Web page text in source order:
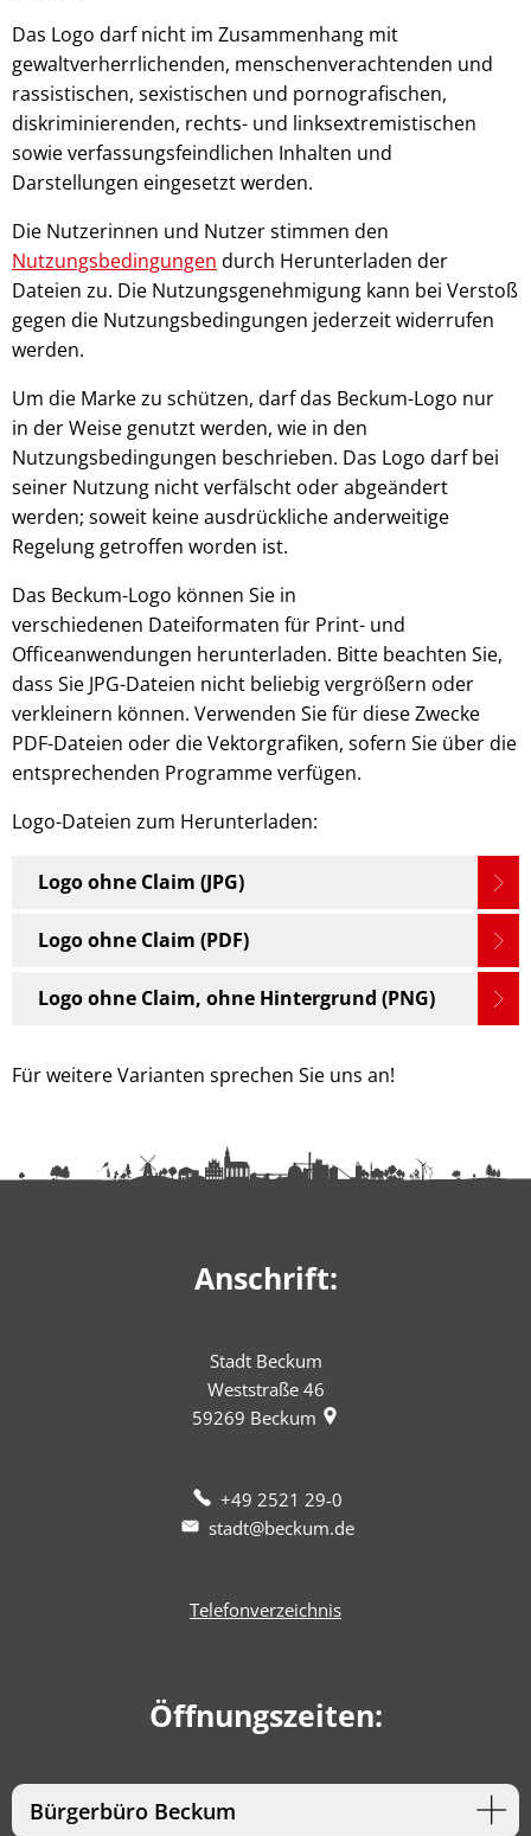
Das Logo darf nicht im Zusammenhang mit
gewaltverherrlichenden, menschenverachtenden und
rassistischen, sexistischen und pornografischen,
diskriminierenden, rechts- und linksextremistischen
sowie verfassungsfeindlichen Inhalten und
Darstellungen eingesetzt werden.
Die Nutzerinnen und Nutzer stimmen den
Nutzungsbedingungen durch Herunterladen der
Dateien zu. Die Nutzungsgenehmigung kann bei Verstoß
gegen die Nutzungsbedingungen jederzeit widerrufen
werden.
Um die Marke zu schützen, darf das Beckum-Logo nur
in der Weise genutzt werden, wie in den
Nutzungsbedingungen beschrieben. Das Logo darf bei
seiner Nutzung nicht verfälscht oder abgeändert
werden; soweit keine ausdrückliche anderweitige
Regelung getroffen worden ist.
Das Beckum-Logo können Sie in
verschiedenen Dateiformaten für Print- und
Officeanwendungen herunterladen. Bitte beachten Sie,
dass Sie JPG-Dateien nicht beliebig vergrößern oder
verkleinern können. Verwenden Sie für diese Zwecke
PDF-Dateien oder die Vektorgrafiken, sofern Sie über die
entsprechenden Programme verfügen.
Logo-Dateien zum Herunterladen:
Logo ohne Claim (JPG)
Logo ohne Claim (PDF)
Logo ohne Claim, ohne Hintergrund (PNG)
Für weitere Varianten sprechen Sie uns an!
Anschrift:
Stadt Beckum
Weststraße 46
59269 Beckum
+49 2521 29-0
stadt@beckum.de
Telefonverzeichnis
Öffnungszeiten:
Bürgerbüro Beckum